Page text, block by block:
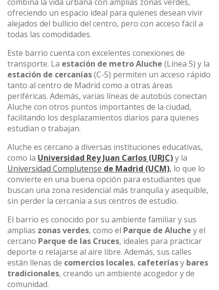
ofreciendo un espacio ideal para quienes desean vivir
alejados del bullicio del centro, pero con acceso fácil a
todas las comodidades.
Este barrio cuenta con excelentes conexiones de
transporte. La estación de metro Aluche (Línea 5) y la
estación de cercanías(C-5) permiten un acceso rápido
tanto al centro de Madrid como a otras áreas
periféricas. Además, varias líneas de autobús conectan
Aluche con otros puntos importantes de la ciudad,
facilitando los desplazamientos diarios para quienes
estudian o trabajan.
Aluche es cercano a diversas instituciones educativas,
como la Universidad Rey Juan Carlos (URJC)y la
Universidad Complutense de Madrid (UCM), lo que lo
convierte en una buena opción para estudiantes que
buscan una zona residencial más tranquila y asequible,
sin perder la cercanía a sus centros de estudio.
El barrio es conocido por su ambiente familiar y sus
amplias zonas verdes, como el Parque de Aluche y el
cercano Parque de las Cruces, ideales para practicar
deporte o relajarse al aire libre. Además, sus calles
están llenas de comercios locales, cafeteríasy bares
tradicionales, creando un ambiente acogedor y de
comunidad.